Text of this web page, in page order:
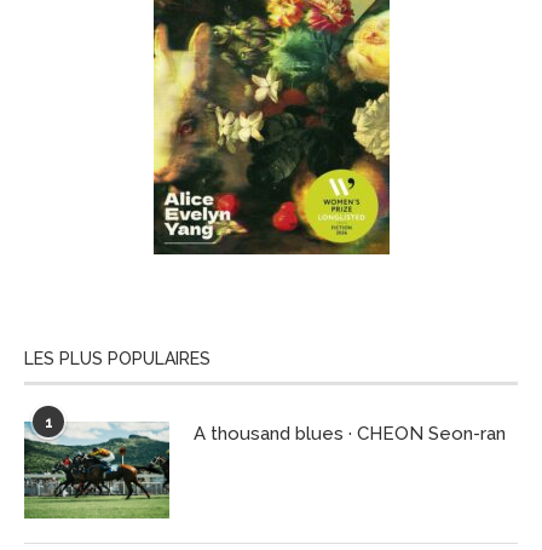
LES PLUS POPULAIRES
1 A thousand blues · CHEON Seon-ran